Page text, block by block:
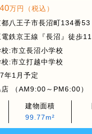
万円（税込）
都八王子市長沼町134番53
電鉄京王線『長沼』徒歩
校:市立長沼小学校
校:市立打越中学校
年1月予定
店 （AM9:00～PM6:00）
建物面積
99.77m²